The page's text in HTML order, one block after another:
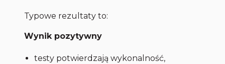
Typowe rezultaty to:
Wynik pozytywny
testy potwierdzają wykonalność,